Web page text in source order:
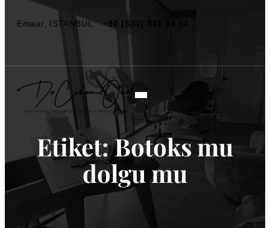
Emaar, İSTANBUL +90 (530) 341 24 54
Etiket:Botoks mu
dolgu mu